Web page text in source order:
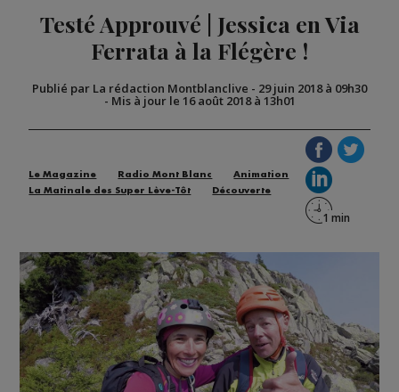
Testé Approuvé | Jessica en Via
Ferrata à la Flégère !
Publié par La rédaction Montblanclive - 29 juin 2018 à 09h30
- Mis à jour le 16 août 2018 à 13h01
Le Magazine Radio Mont Blanc
Animation
La Matinale des Super Lève-Tôt
Découverte